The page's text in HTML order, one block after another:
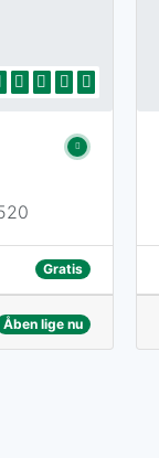
Gratis
Åben lige nu